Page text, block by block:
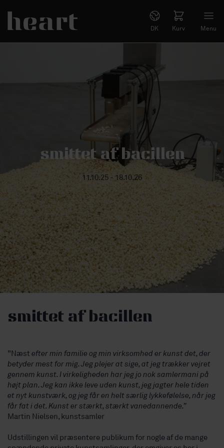
DK Kurv Menu
smittet af bacillen
11.10.25 - 18.10.26
smittet af bacillen
”Næst efter min familie og min virksomhed er kunst det, der
betyder mest for mig. Jeg plejer at sige, at jeg trækker vejret
gennem kunst. I virkeligheden har jeg jo nok samlermani på
højt plan. Jeg kan ikke leve uden kunst, jeg jagter hele tiden
et nyt kunstværk, og jeg får en helt særlig lykkefølelse, når jeg
får fat i det. Kunst er stærkt, stærkt vanedannende.”
Martin Nielsen, kunstsamler
Udstillingen vil præsentere publikum for nogle af de mange